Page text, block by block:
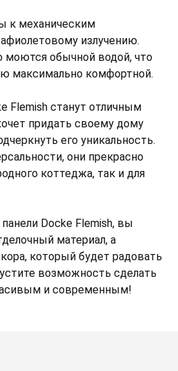
к механическим
излучению.
моются обычной водой, что
максимально комфортной.
Flemish станут отличным
придать своему дому
его уникальность.
они прекрасно
коттеджа, так и для
Docke Flemish, вы
материал, а
который будет радовать
возможность сделать
и современным!